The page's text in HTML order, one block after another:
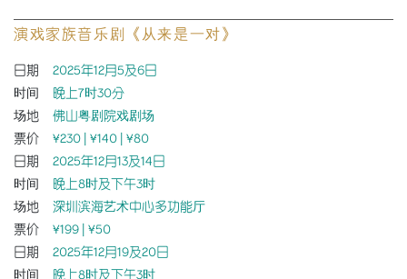
演戏家族音乐剧《从来是一对》
日期
2025年12月5及6日
时间
晚上7时30分
场地
佛山粤剧院戏剧场
票价
¥230 | ¥140 | ¥80
日期
2025年12月13及14日
时间
晚上8时及下午3时
场地
深圳滨海艺术中心多功能厅
票价
¥199 | ¥50
日期
2025年12月19及20日
时间
晚上8时及下午3时